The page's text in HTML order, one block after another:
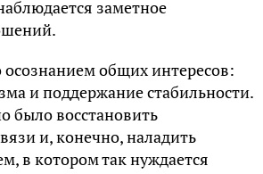
заметное
осознанием общих интересов:
и поддержание стабильности.
было восстановить
и, конечно, наладить
в котором так нуждается